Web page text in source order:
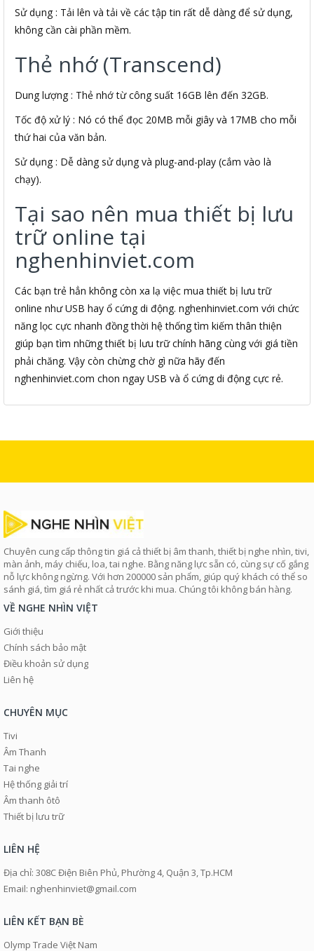
Sử dụng : Tải lên và tải về các tập tin rất dễ dàng để sử dụng,
không cần cài phần mềm.
Thẻ nhớ (Transcend)
Dung lượng : Thẻ nhớ từ công suất 16GB lên đến 32GB.
Tốc độ xử lý : Nó có thể đọc 20MB mỗi giây và 17MB cho mỗi
thứ hai của văn bản.
Sử dụng : Dễ dàng sử dụng và plug-and-play (cắm vào là
chạy).
Tại sao nên mua thiết bị lưu
trữ online tại
nghenhinviet.com
Các bạn trẻ hẳn không còn xa lạ việc mua thiết bị lưu trữ
online như USB hay ổ cứng di động. nghenhinviet.com với chức
năng lọc cực nhanh đồng thời hệ thống tìm kiếm thân thiện
giúp bạn tìm những thiết bị lưu trữ chính hãng cùng với giá tiền
phải chăng. Vậy còn chừng chờ gì nữa hãy đến
nghenhinviet.com chon ngay USB và ổ cứng di động cực rẻ.
Chuyên cung cấp thông tin giá cả thiết bị âm thanh, thiết bị nghe nhìn, tivi,
màn ảnh, máy chiếu, loa, tai nghe. Bằng năng lực sẵn có, cùng sự cố gắng
nỗ lực không ngừng. Với hơn 200000 sản phẩm, giúp quý khách có thể so
sánh giá, tìm giá rẻ nhất cả trước khi mua. Chúng tôi không bán hàng.
VỀ NGHE NHÌN VIỆT
Giới thiệu
Chính sách bảo mật
Điều khoản sử dụng
Liên hệ
CHUYÊN MỤC
Tivi
Âm Thanh
Tai nghe
Hệ thống giải trí
Âm thanh ôtô
Thiết bị lưu trữ
LIÊN HỆ
Địa chỉ: 308C Điện Biên Phủ, Phường 4, Quận 3, Tp.HCM
Email: nghenhinviet@gmail.com
LIÊN KẾT BẠN BÈ
Olymp Trade Việt Nam